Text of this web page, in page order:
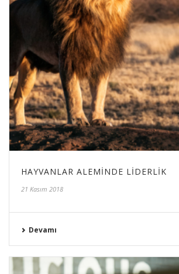
HAYVANLAR ALEMINDE LIDERLIK
21 Kasım 2018
Devamı